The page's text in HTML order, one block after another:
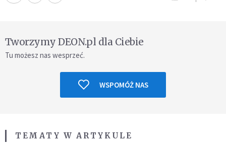
Tworzymy DEON.pl dla Ciebie
Tu możesz nas wesprzeć.
WSPOMÓŻ NAS
TEMATY W ARTYKULE